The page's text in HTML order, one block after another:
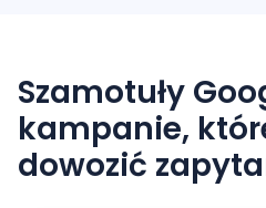
Szamotuły
kampanie,
dowozić